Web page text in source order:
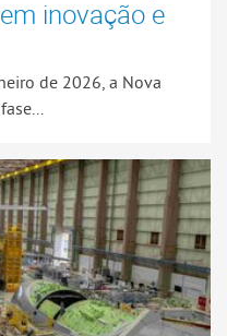
inovação e
de 2026, a Nova